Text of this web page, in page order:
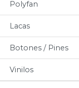
Polyfan
Lacas
Botones / Pines
Vinilos